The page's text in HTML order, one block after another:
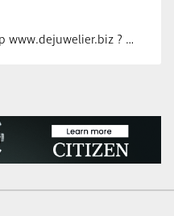
Uw vacature voor 4 weken op www.dejuwelier.biz ? Neem dan contact op met …